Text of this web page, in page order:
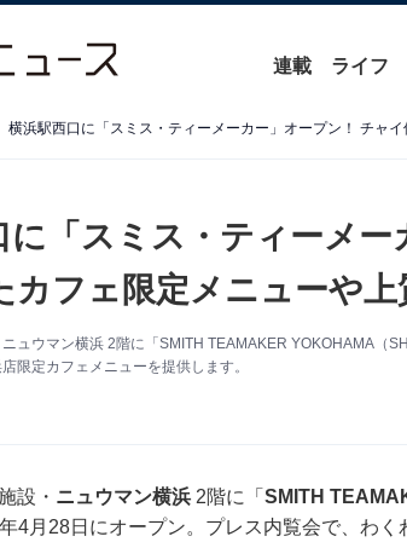
連載 ライフ
横浜駅西口に「スミス・ティーメーカー」オープン！ チャ
に「スミス・ティーメー
カフェ限定メニューや
ュウマン横浜 2階に「SMITH TEAMAKER YOKOHAMA（
限定カフェメニューを提供します。
設・ ニュウマン横浜 2階に「 SMITH
4月28日にオープン。プレス内覧会で、わ